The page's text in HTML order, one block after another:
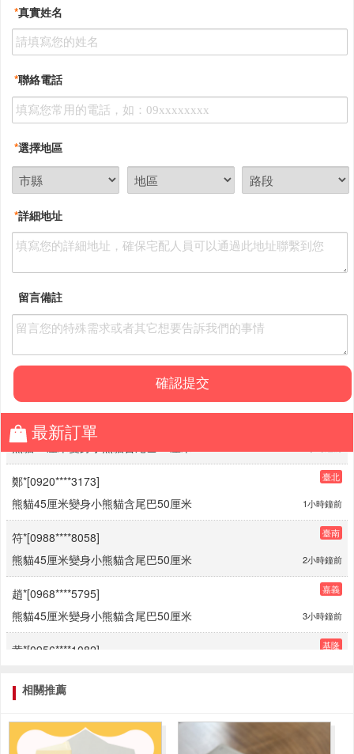
真實姓名
*
聯絡電話
*
選擇地區
*
詳細地址
*
留言備註
最新訂單
鄭*[0920****3173]
1小時鐘前
臺南
符*[0988****8058]
2小時鐘前
嘉義
趙*[0968****5795]
3小時鐘前
基隆
黄*[0956****1082]
3小時鐘前
熊貓30厘米變身小熊貓含尾巴35厘米
基隆
符*[0988****9963]
相關推薦